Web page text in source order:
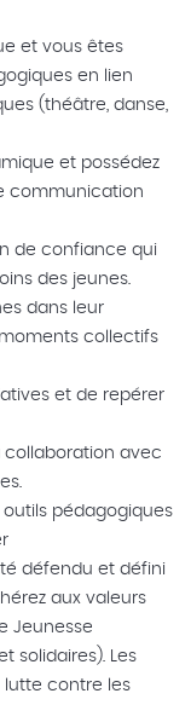
et vous êtes
en lien
(théâtre, danse,
et possédez
communication
de confiance qui
des jeunes.
dans leur
collectifs
et de repérer
collaboration avec
pédagogiques
défendu et défini
aux valeurs
Jeunesse
solidaires). Les
lutte contre les